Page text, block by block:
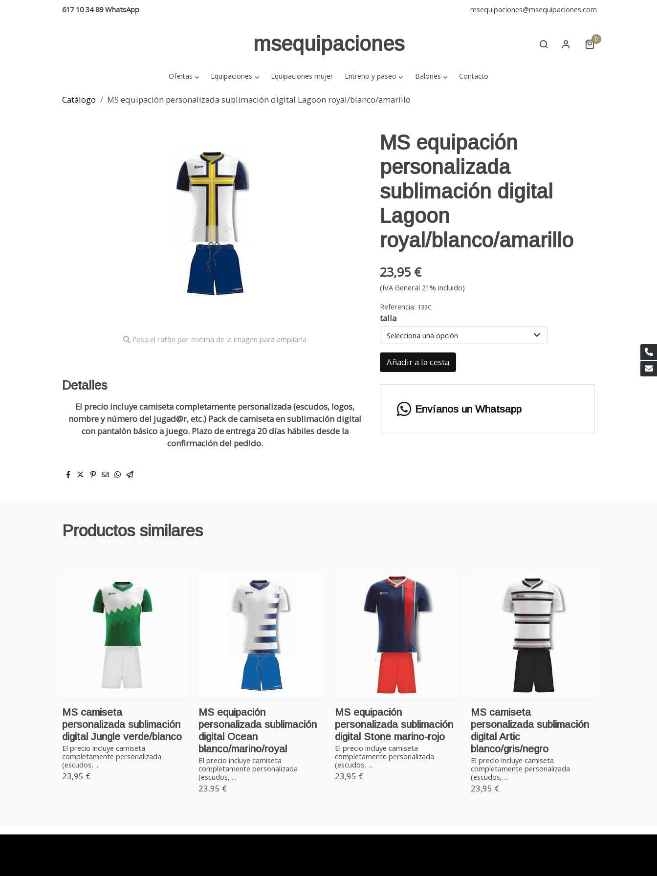
617 10 34 89 WhatsApp msequipaciones@msequipaciones.com
msequipaciones 0
Ofertas Equipaciones Equipaciones mujer Entreno y paseo Balones Contacto
Catálogo MS equipación personalizada sublimación digital Lagoon royal/blanco/amarillo
Pasa el ratón por encima de la imagen para ampliarla
Detalles
El precio incluye camiseta completamente personalizada (escudos, logos,
nombre y número del jugad@r, etc.) Pack de camiseta en sublimación digital
con pantalón básico a juego. Plazo de entrega 20 días hábiles desde la
confirmación del pedido.
MS equipación
personalizada
sublimación digital
Lagoon
royal/blanco/amarillo
23,95 €
(IVA General 21% incluido)
Referencia: 133C
talla
Selecciona una opción
Añadir a la cesta
Envíanos un Whatsapp
Productos similares
MS camiseta
personalizada sublimación
digital Jungle verde/blanco
El precio incluye camiseta
completamente personalizada
(escudos, ...
23,95 €
MS equipación
personalizada sublimación
digital Ocean
blanco/marino/royal
El precio incluye camiseta
completamente personalizada
(escudos, ...
23,95 €
MS equipación
personalizada sublimación
digital Stone marino-rojo
El precio incluye camiseta
completamente personalizada
(escudos, ...
23,95 €
MS camiseta
personalizada sublimación
digital Artic
blanco/gris/negro
El precio incluye camiseta
completamente personalizada
(escudos, ...
23,95 €